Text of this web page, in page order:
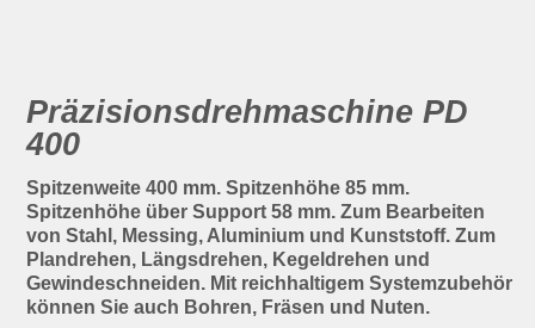
Präzisionsdrehmaschine PD
400
Spitzenweite 400 mm. Spitzenhöhe 85 mm.
Spitzenhöhe über Support 58 mm. Zum Bearbeiten
von Stahl, Messing, Aluminium und Kunststoff. Zum
Plandrehen, Längsdrehen, Kegeldrehen und
Gewindeschneiden. Mit reichhaltigem Systemzubehör
können Sie auch Bohren, Fräsen und Nuten.